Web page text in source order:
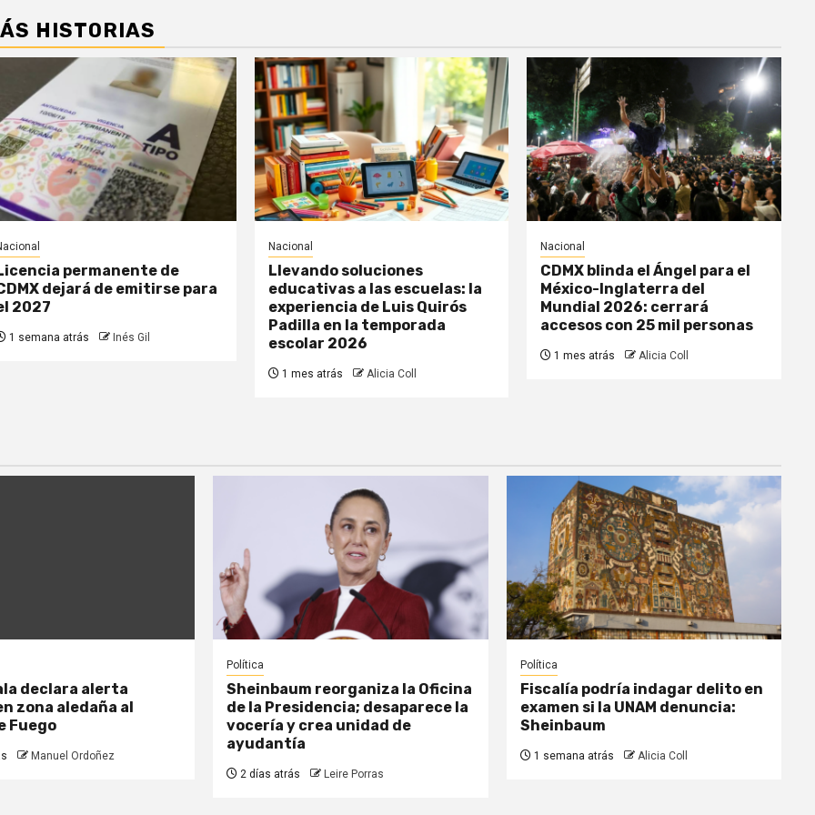
HISTORIAS
permanente de
dejará de emitirse para
2027
1 semana atrás Inés Gil
Nacional
Llevando soluciones
educativas a las escuelas: la
experiencia de Luis Quirós
Padilla en la temporada
escolar 2026
1 mes atrás Alicia Coll
Nacional
CDMX blinda el Ángel para el
México-Inglaterra del
Mundial 2026: cerrará
accesos con 25 mil personas
1 mes atrás Alicia Coll
declara alerta
zona aledaña al
Fuego
Manuel Ordoñez
Política
Sheinbaum reorganiza la Oficina
de la Presidencia; desaparece la
vocería y crea unidad de
ayudantía
2 días atrás Leire Porras
Política
Fiscalía podría indagar delito en
examen si la UNAM denuncia:
Sheinbaum
1 semana atrás Alicia Coll